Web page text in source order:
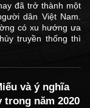
đã trở thành một
dân Việt Nam.
có xu hướng ưa
truyền thống thì
và ý nghĩa
năm 2020